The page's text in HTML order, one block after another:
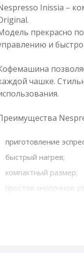
Inissia –
прекрасно
и
чашке.
приготовление
быстрый нагрев;
компактный размер;
простое кнопочное